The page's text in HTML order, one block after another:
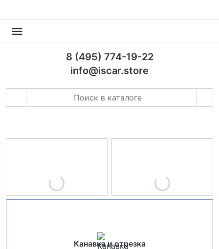
8 (495) 774-19-22
info@iscar.store
Канавка и отрезка